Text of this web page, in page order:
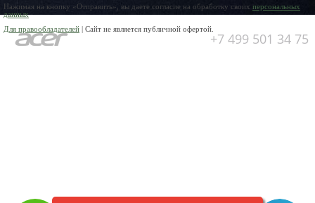
Нажимая на кнопку «Отправить», вы даете согласие на обработку своих персональных
данных
Для правообладателей | Сайт не является публичной офертой.
+7 499 501 34 75